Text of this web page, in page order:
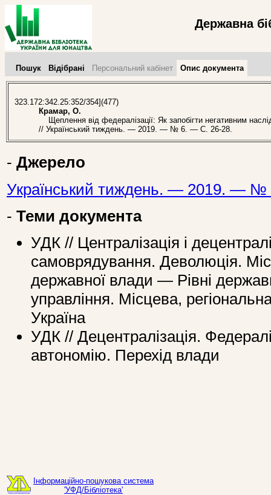
Державна
Пошук Відібрані Персональний кабінет Опис документа
323.172:342.25:352/354](477)
Крамар, О.
Щеплення від федералізації: Як запобігти негативним
// Український тиждень. — 2019. — № 6. — С. 26-28.
- Джерело
Український тиждень. — 2019. — №
- Теми документа
УДК // Централізація і
самоврядування. Деволюція.
державної влади — Рівні
управління. Місцева,
Україна
УДК // Децентралізація.
автономію. Перехід влади
Інформаційно-пошукова система
'УФД/Бібліотека'